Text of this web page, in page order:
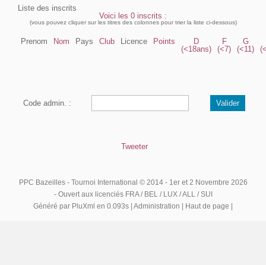
Liste des inscrits
Voici les 0 inscrits :
(vous pouvez cliquer sur les titres des colonnes pour trier la liste ci-dessous)
Prenom Nom Pays Club Licence Points
D
(<18ans)
F
(<7)
G
(<11)
Code admin. :
Tweeter
PPC Bazeilles - Tournoi International © 2014 - 1er et 2 Novembre 2026
- Ouvert aux licenciés FRA / BEL / LUX / ALL / SUI
Généré par PluXml en 0.093s | Administration | Haut de page |